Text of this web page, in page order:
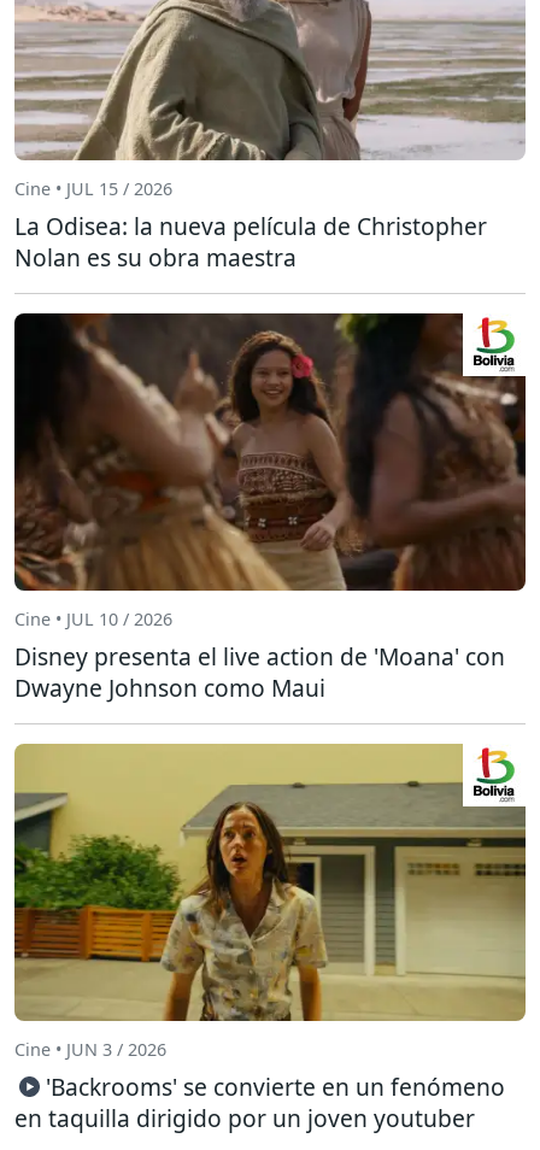
Cine • JUL 15 / 2026
La Odisea: la nueva película de Christopher
Nolan es su obra maestra
Cine • JUL 10 / 2026
Disney presenta el live action de 'Moana' con
Dwayne Johnson como Maui
Cine • JUN 3 / 2026
'Backrooms' se convierte en un fenómeno
en taquilla dirigido por un joven youtuber